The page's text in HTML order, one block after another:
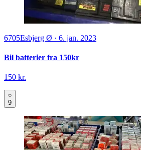
6705Esbjerg Ø · 6. jan. 2023
Bil batterier fra 150kr
150 kr.
9